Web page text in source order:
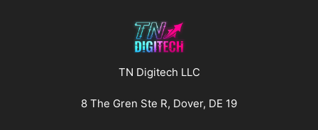
TN Digitech LLC
8 The Gren Ste R, Dover, DE 19